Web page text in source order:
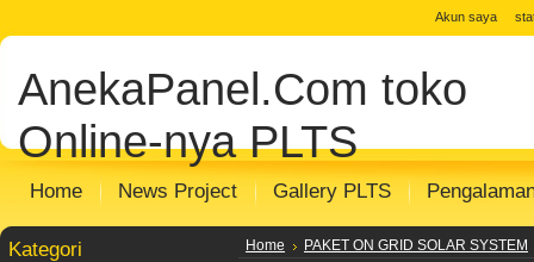
Akun saya
AnekaPanel.Com toko
Online-nya PLTS
Home News Project Gallery PLTS
Kategori Home PAKET ON GRID SOLAR SYSTEM